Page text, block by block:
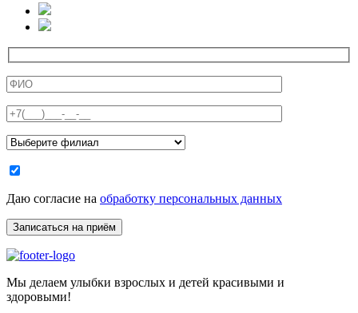
Даю согласие на обработку персональных данных
Мы делаем улыбки взрослых и детей красивыми и
здоровыми!